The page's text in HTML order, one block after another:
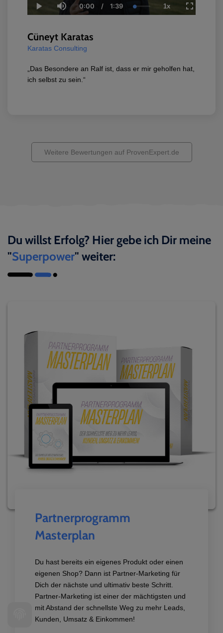
Play Mute
Current
Time
0:00 / Duration
1:39 Loaded
0.00%
1xPlayback
Rate
Fullscreen
Cüneyt Karatas
Karatas Consulting
„Das Besondere an Ralf ist, dass er mir geholfen hat,
ich selbst zu sein.“
Weitere Bewertungen auf ProvenExpert.de
Du willst Erfolg? Hier gebe ich Dir meine
"Superpower" weiter:
Partnerprogramm
Masterplan
Du hast bereits ein eigenes Produkt oder einen
eigenen Shop? Dann ist Partner-Marketing für
Dich der nächste und ultimativ beste Schritt.
Partner-Marketing ist einer der mächtigsten und
mit Abstand der schnellste Weg zu mehr Leads,
Kunden, Umsatz & Einkommen!